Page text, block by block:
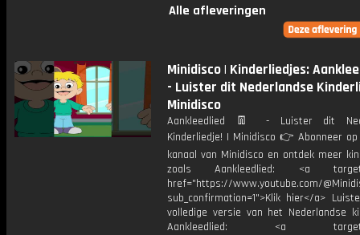
Alle afleveringen
Minidisco | Kinderliedjes:
- Luister dit Nederlandse
Minidisco
Aankleedlied 👖 - Luister dit
Kinderliedje! | Minidisco 👉 Abonneer
kanaal van Minidisco en ontdek meer
zoals Aankleedlied: <a
href="https://www.youtube.com/
sub_confirmation=1">Klik hier</a>
volledige versie van het Nederlandse
Aankleedlied: <a